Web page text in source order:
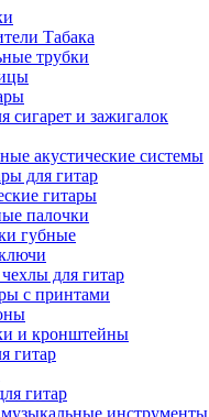
Табака
трубки
сигарет и зажигалок
акустические системы
для гитар
гитары
палочки
губные
для гитар
с принтами
и кронштейны
гитар
гитар
инструменты